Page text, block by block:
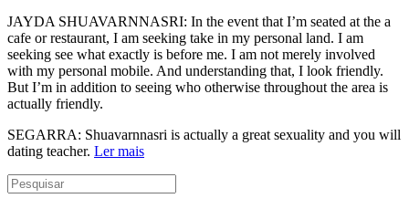
JAYDA SHUAVARNNASRI: In the event that I’m seated at the a
cafe or restaurant, I am seeking take in my personal land. I am
seeking see what exactly is before me. I am not merely involved
with my personal mobile. And understanding that, I look friendly.
But I’m in addition to seeing who otherwise throughout the area is
actually friendly.
SEGARRA: Shuavarnnasri is actually a great sexuality and you will
dating teacher. Ler mais